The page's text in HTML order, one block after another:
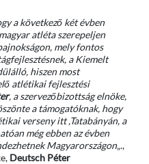
a következő két évben
atléta szerepeljen
mely fontos
a Kiemelt
hiszen most
atlétikai fejlesztési
, a szervezőbizottság elnöke,
a támogatóknak, hogy
verseny itt ,Tatabányán, a
még ebben az évben
Magyarországon„.,
Deutsch Péter